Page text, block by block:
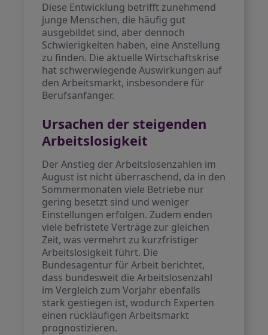
Diese Entwicklung betrifft zunehmend
junge Menschen, die häufig gut
ausgebildet sind, aber dennoch
Schwierigkeiten haben, eine Anstellung
zu finden. Die aktuelle Wirtschaftskrise
hat schwerwiegende Auswirkungen auf
den Arbeitsmarkt, insbesondere für
Berufsanfänger.
Ursachen der steigenden
Arbeitslosigkeit
Der Anstieg der Arbeitslosenzahlen im
August ist nicht überraschend, da in den
Sommermonaten viele Betriebe nur
gering besetzt sind und weniger
Einstellungen erfolgen. Zudem enden
viele befristete Verträge zur gleichen
Zeit, was vermehrt zu kurzfristiger
Arbeitslosigkeit führt. Die
Bundesagentur für Arbeit berichtet,
dass bundesweit die Arbeitslosenzahl
im Vergleich zum Vorjahr ebenfalls
stark gestiegen ist, wodurch Experten
einen rückläufigen Arbeitsmarkt
prognostizieren.